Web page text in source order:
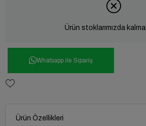
Ürün stoklarımızda
Whatsapp ile Sipariş
Ürün Özellikleri